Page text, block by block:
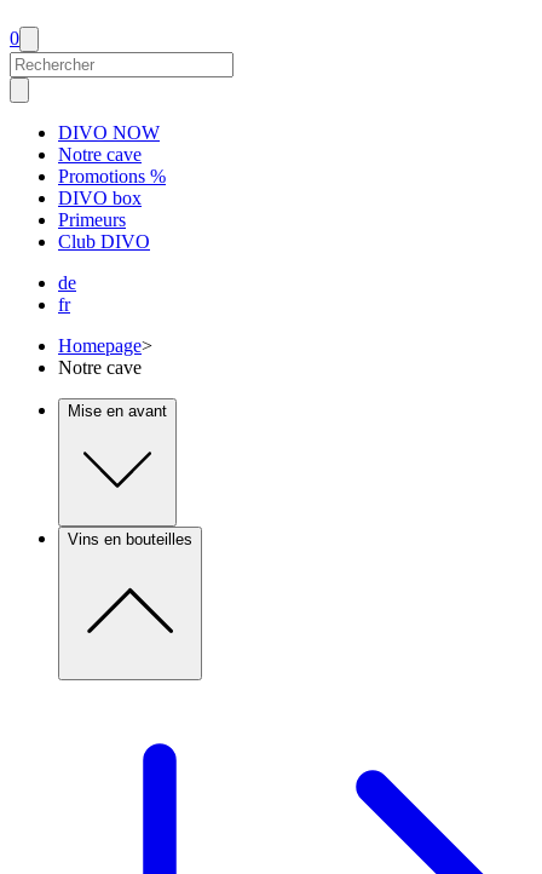
0
DIVO NOW
Notre cave
Promotions %
DIVO box
Primeurs
Club DIVO
de
fr
Homepage>
Notre cave
Mise en avant
Vins en bouteilles